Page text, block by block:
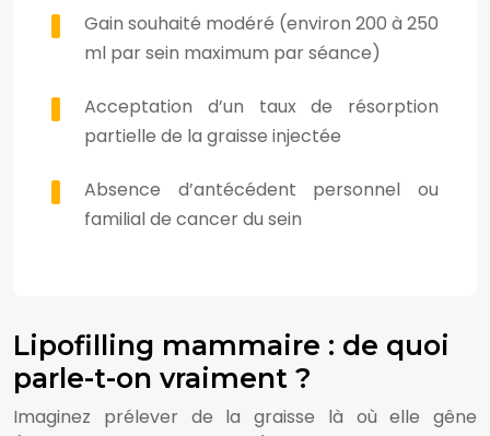
Gain souhaité modéré (environ 200 à 250
ml par sein maximum par séance)
Acceptation d’un taux de résorption
partielle de la graisse injectée
Absence d’antécédent personnel ou
familial de cancer du sein
Lipofilling mammaire : de quoi
parle-t-on vraiment ?
Imaginez prélever de la graisse là où elle gêne